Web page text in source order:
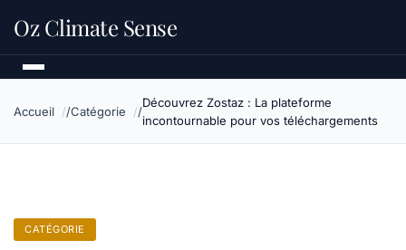
Oz Climate Sense
Accueil Catégorie
Découvrez Zostaz : La plateforme
incontournable pour vos téléchargements
CATÉGORIE